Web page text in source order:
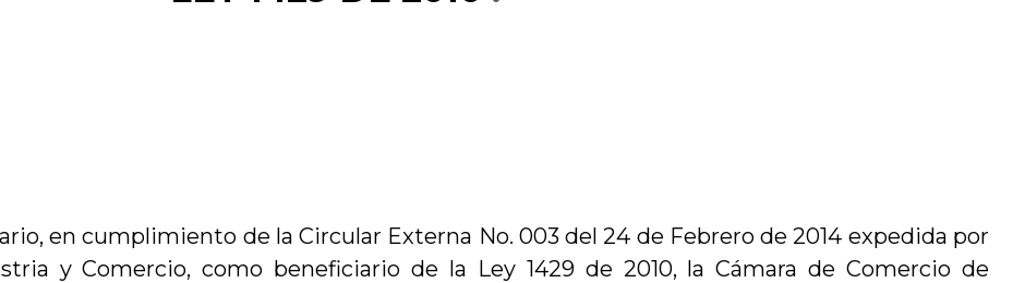
en cumplimiento de la Circular Externa No. 003 del 24 de Febrero de 2014 expedida por
y Comercio, como beneficiario de la Ley 1429 de 2010, la Cámara de Comercio de